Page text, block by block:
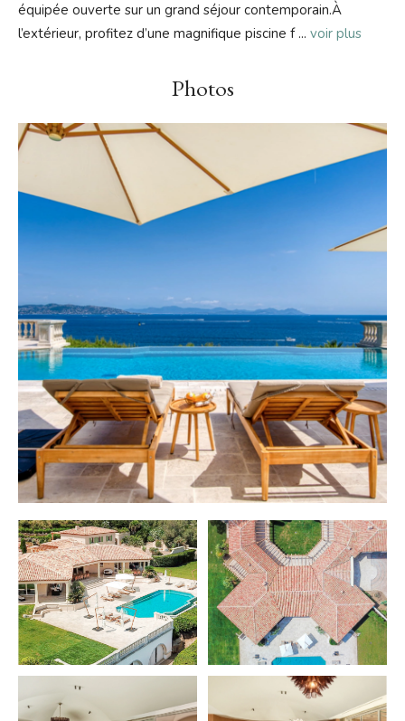
équipée ouverte sur un grand séjour contemporain.À
l’extérieur, profitez d’une magnifique piscine f ... voir plus
Photos